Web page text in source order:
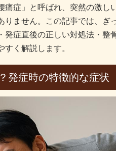
痛症」と呼ばれ、突然の激し
りません。この記事では、ぎ
発症直後の正しい対処法・整
く解説します。
発症時の特徴的な症状